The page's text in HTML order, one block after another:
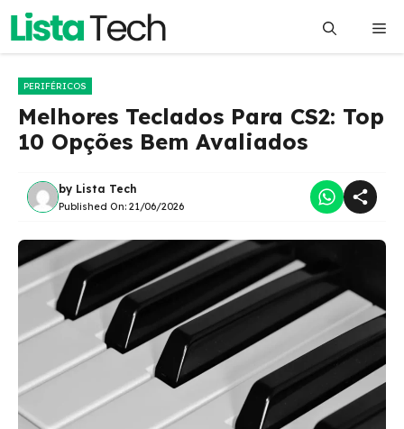
Pular
o
PERIFÉRICOS
Melhores Teclados Para CS2: Top
10 Opções Bem Avaliados
by Lista Tech
Published On: 21/06/2026